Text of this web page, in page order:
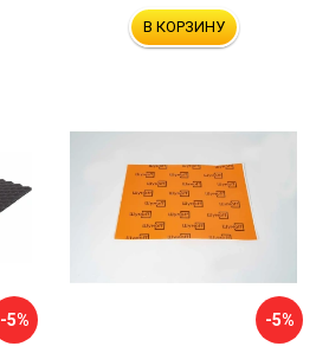
В КОРЗИНУ
-5% -5%